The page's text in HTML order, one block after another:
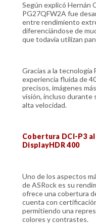
Según explicó Hernán
PG27QFW2A fue
entre rendimiento
diferenciándose de
que todavía utilizan
Gracias a la tecnología
experiencia fluida de
precisos, imágenes
visión, incluso durante
alta velocidad.
Cobertura DCI-P3
DisplayHDR 400
Uno de los aspectos
de ASRock es su
ofrece una cobertura
cuenta con
permitiendo una
colores y contrastes.